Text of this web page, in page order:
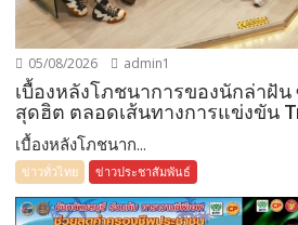
05/08/2026 admin1
เบื้องหลังโภชนาการของนักล่าฝัน
สุดฮิต ตลอดเส้นทางการแข่งขัน
เบื้องหลังโภชนาก...
ข่าวทั่วไทย ข่าวประชาสัมพันธ์